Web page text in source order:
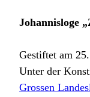
Johannisloge
Gestiftet am
Unter der
Grossen